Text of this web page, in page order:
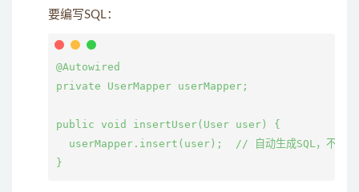
要编写SQL：
@Autowired
private UserMapper userMapper;
public void insertUser(User user) {
userMapper.insert(user);  // 自动生成SQL，不需要